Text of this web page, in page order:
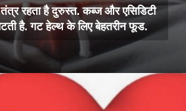
रहता है दुरुस्त. कब्ज और एसिडिटी
है. गट हेल्थ के लिए बेहतरीन फूड.